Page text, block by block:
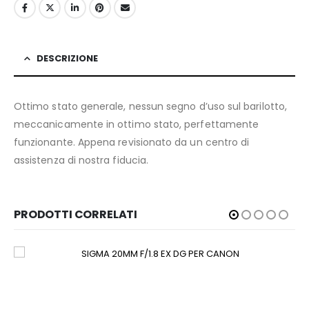
DESCRIZIONE
Ottimo stato generale, nessun segno d’uso sul barilotto,
meccanicamente in ottimo stato, perfettamente
funzionante. Appena revisionato da un centro di
assistenza di nostra fiducia.
PRODOTTI CORRELATI